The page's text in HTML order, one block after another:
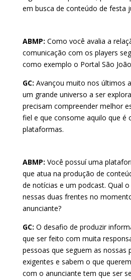
em busca de conteúdo de festa
ABMP: Como você avalia a
comunicação com os players
como exemplo o Portal São
GC: Avançou muito nos últimos
um grande universo a ser
precisam compreender melhor
fiel e que consome aquilo que é
plataformas.
ABMP: Você possuí uma
que atua na produção de
de notícias e um podcast. Qual
nessas duas frentes no
anunciante?
GC: O desafio de produzir
que ser feito com muita
pessoas que seguem as nossas
exigentes e sabem o que
com o anunciante tem que ser